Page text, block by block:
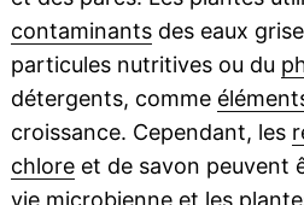
contaminantsdes eaux
particules nutritives ou du
détergents, comme
croissance. Cependant, les
chloreet de savon peuvent
vie microbienne et les